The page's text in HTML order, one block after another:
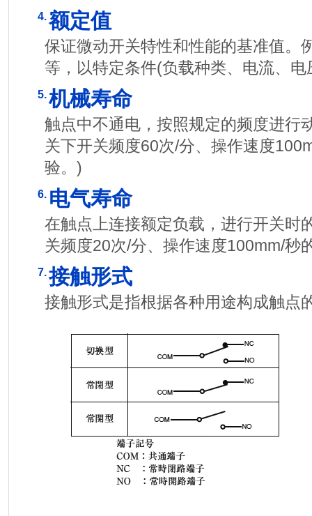
4.额定值
保证微动开关特性和性能的基准值。
等，以特定条件(负载种类、电流、
5.机械寿命
触点中不通电，按照规定的频度进行
关下开关频度60次/分、操作速度
验。)
6. 电气寿命
在触点上连接额定负载，进行开关时
关频度20次/分、操作速度100mm/秒
7.接触形式
接触形式是指根据各种用途构成触点